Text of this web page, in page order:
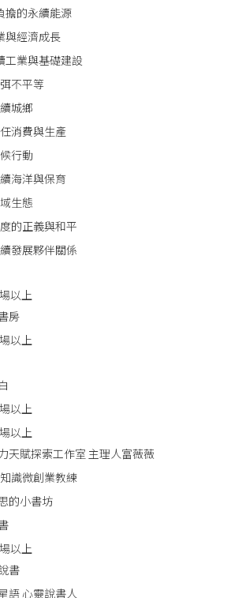
擔的永續能源
與經濟成長
工業與基礎建設
不平等
城鄉
消費與生產
行動
海洋與保育
生態
的正義與和平
發展夥伴關係
以上
房
以上
以上
以上
天賦探索工作室 主理人富薇薇
識微創業教練
的小書坊
以上
書
語 心靈說書人